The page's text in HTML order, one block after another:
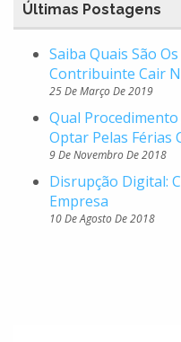
Últimas Postagens
Saiba Quais São
Contribuinte Cair
25 De Março De 2019
Qual
Optar Pelas Férias
9 De Novembro De 2018
Disrupção Digital:
Empresa
10 De Agosto De 2018